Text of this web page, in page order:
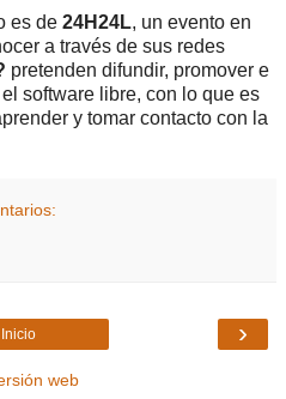
es de 24H24L, un evento en
a través de sus redes
pretenden difundir, promover e
software libre, con lo que es
y tomar contacto con la
›
Inicio
web